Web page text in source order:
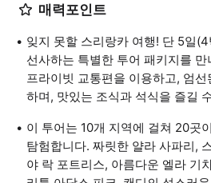
매력포인트
잊지 못할 스리랑카 여행! 단 5일
선사하는 특별한 투어 패키지를
프라이빗 교통편을 이용하고, 엄
하며, 맛있는 조식과 석식을 즐길
이 투어는 10개 지역에 걸쳐 20곳
탐험합니다. 짜릿한 얄라 사파리,
야 락 포트리스, 아름다운 엘라 기